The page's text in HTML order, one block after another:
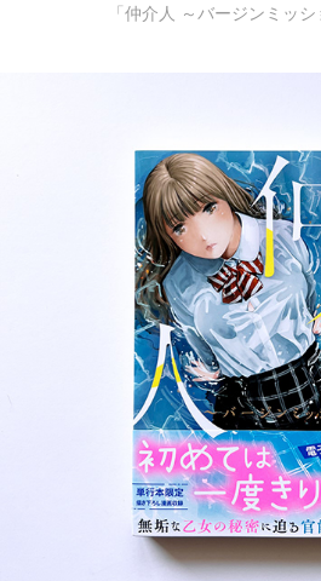
「仲介人 ～バージンミッ